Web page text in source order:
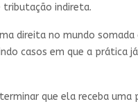
tributação indireta.
direita no mundo somada
casos em que a prática
que ela receba uma